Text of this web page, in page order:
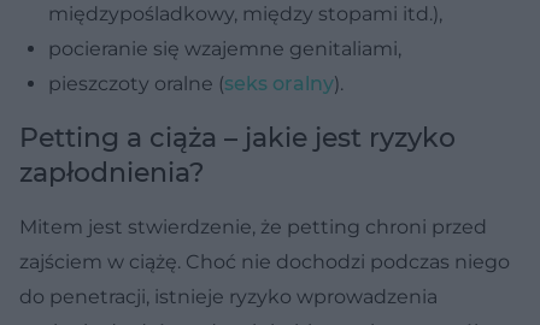
międzypośladkowy, między stopami itd.),
pocieranie się wzajemne genitaliami,
pieszczoty oralne (seks oralny).
Petting a ciąża – jakie jest ryzyko
zapłodnienia?
Mitem jest stwierdzenie, że petting chroni przed
zajściem w ciążę. Choć nie dochodzi podczas niego
do penetracji, istnieje ryzyko wprowadzenia